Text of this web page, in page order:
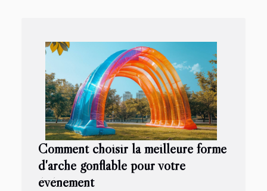
Comment choisir la meilleure forme
d'arche gonflable pour votre
événement